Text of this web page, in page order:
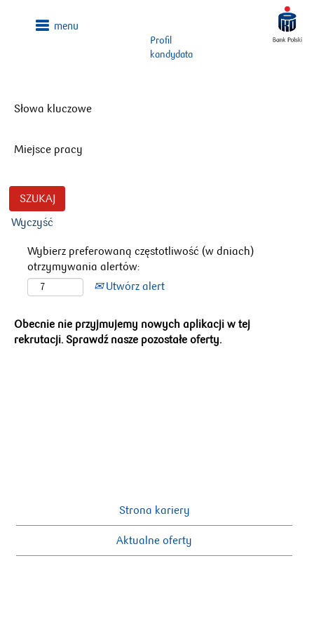
Profil
kandydata
Słowa kluczowe
Miejsce pracy
Wyczyść
Wybierz preferowaną częstotliwość (w dniach)
otrzymywania alertów:
Utwórz alert
Obecnie nie przyjmujemy nowych aplikacji w tej
rekrutacji. Sprawdź nasze pozostałe oferty.
Strona kariery
Aktualne oferty